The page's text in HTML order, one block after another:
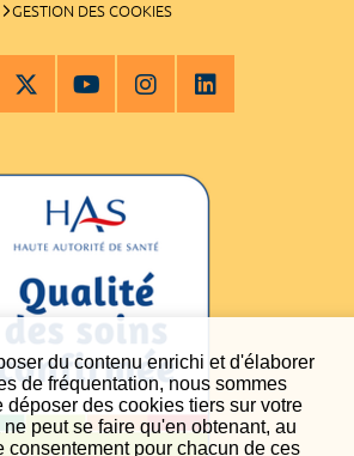
du contenu enrichi et d'élaborer
de fréquentation, nous sommes
déposer des cookies tiers sur votre
peut se faire qu'en obtenant, au
consentement pour chacun de ces
GESTION DES COOKIES